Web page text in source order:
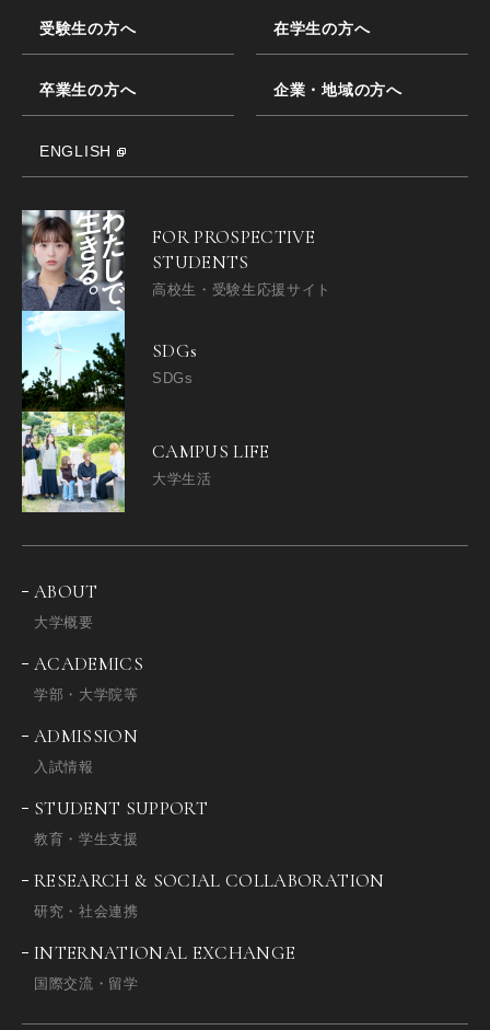
受験生の方へ 在学生の方へ
卒業生の方へ 企業・地域の方へ
ENGLISH
FOR PROSPECTIVE
STUDENTS
高校生・受験生応援サイト
SDGs
SDGs
CAMPUS LIFE
大学生活
ABOUT
大学概要
ACADEMICS
学部・大学院等
ADMISSION
入試情報
STUDENT SUPPORT
教育・学生支援
RESEARCH & SOCIAL COLLABORATION
研究・社会連携
INTERNATIONAL EXCHANGE
国際交流・留学